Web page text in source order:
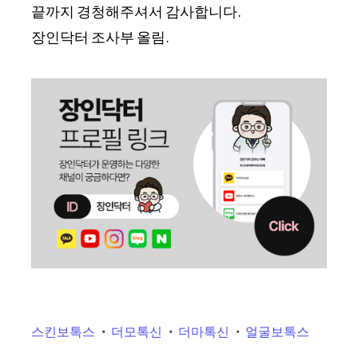
끝까지 경청해주셔서 감사합니다.
장인닥터 조사부 올림.
스킨보톡스 더모톡신 더마톡신 얼굴보톡스